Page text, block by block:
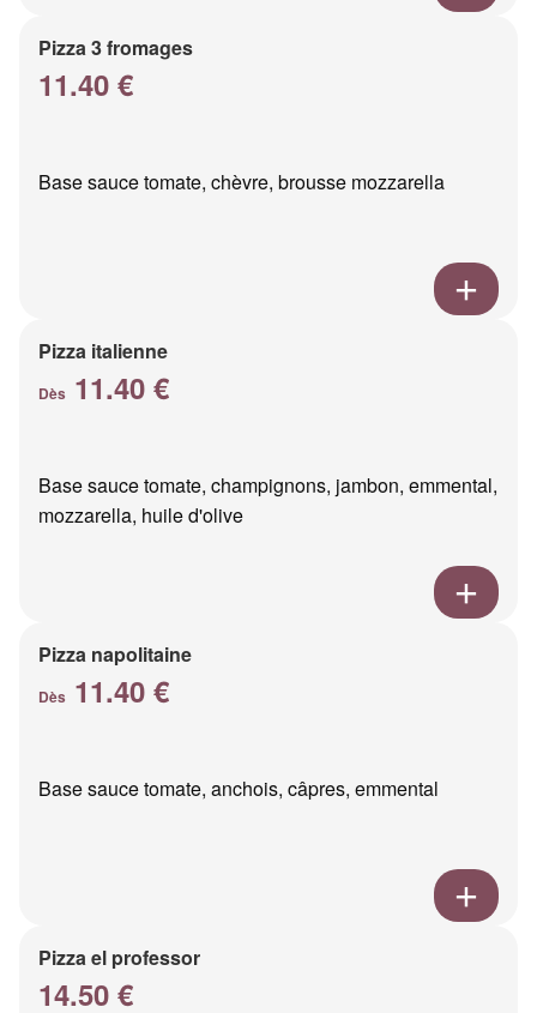
Pizza 3 fromages
11.40 €
Base sauce tomate, chèvre, brousse mozzarella
Pizza italienne
Dès 11.40 €
Base sauce tomate, champignons, jambon, emmental,
mozzarella, huile d'olive
Pizza napolitaine
Dès 11.40 €
Base sauce tomate, anchois, câpres, emmental
Pizza el professor
14.50 €